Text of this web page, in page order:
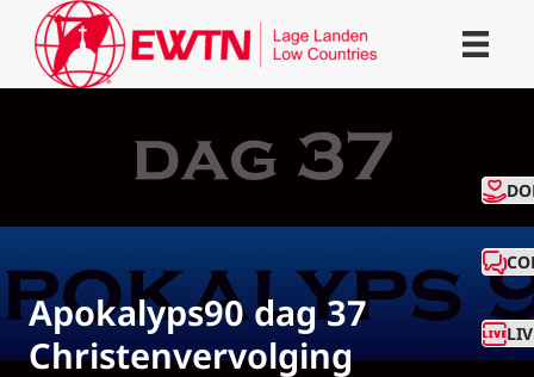
Apokalyps90 dag 37
Christenvervolging